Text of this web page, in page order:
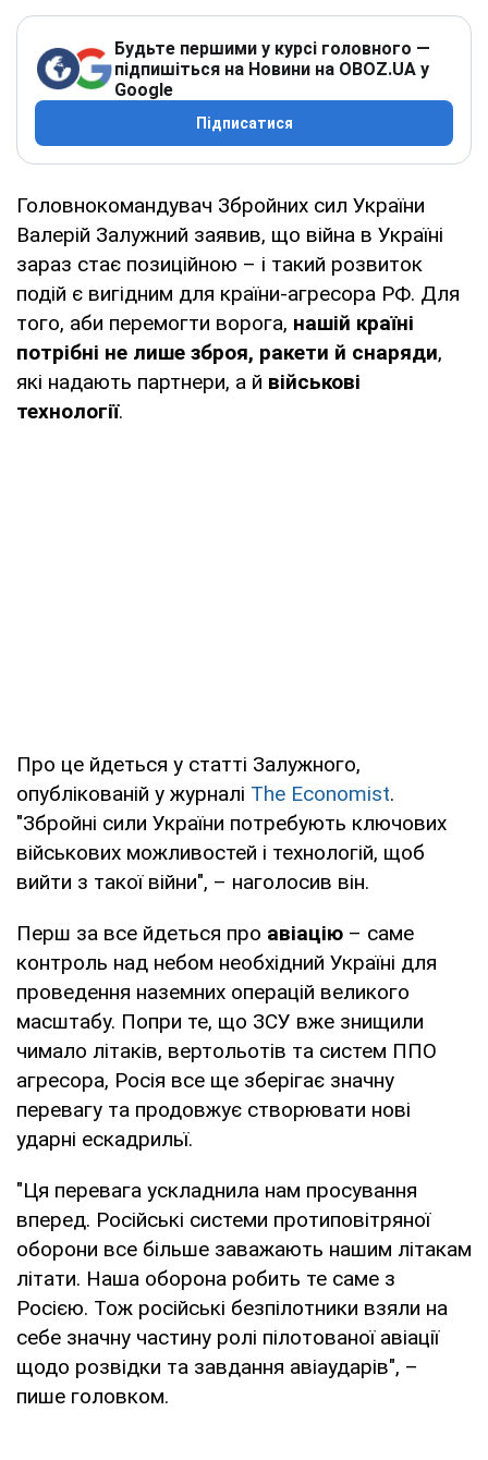
Будьте першими у курсі головного —
підпишіться на Новини на OBOZ.UA у
Google
Підписатися
Головнокомандувач Збройних сил України
Валерій Залужний заявив, що війна в Україні
зараз стає позиційною – і такий розвиток
подій є вигідним для країни-агресора РФ. Для
того, аби перемогти ворога, нашій країні
потрібні не лише зброя, ракети й снаряди,
які надають партнери, а й військові
технології.
Про це йдеться у статті Залужного,
опублікованій у журналі The Economist.
"Збройні сили України потребують ключових
військових можливостей і технологій, щоб
вийти з такої війни", – наголосив він.
Перш за все йдеться про авіацію – саме
контроль над небом необхідний Україні для
проведення наземних операцій великого
масштабу. Попри те, що ЗСУ вже знищили
чимало літаків, вертольотів та систем ППО
агресора, Росія все ще зберігає значну
перевагу та продовжує створювати нові
ударні ескадрильї.
"Ця перевага ускладнила нам просування
вперед. Російські системи протиповітряної
оборони все більше заважають нашим літакам
літати. Наша оборона робить те саме з
Росією. Тож російські безпілотники взяли на
себе значну частину ролі пілотованої авіації
щодо розвідки та завдання авіаударів", –
пише головком.